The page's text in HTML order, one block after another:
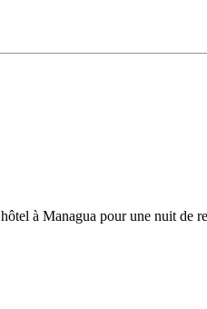
à Managua pour une nuit de